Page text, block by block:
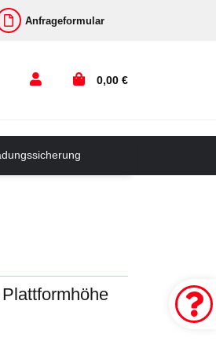
Anfrageformular
0,00 €